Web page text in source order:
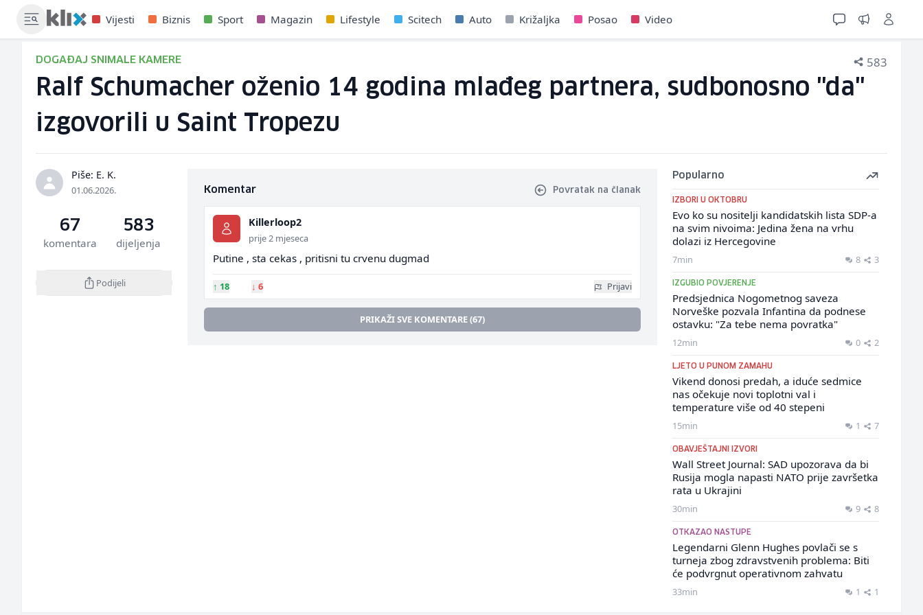
Vijesti Biznis Sport Magazin Lifestyle Scitech Auto Križaljka Posao Video
DOGAĐAJ SNIMALE KAMERE 583
Ralf Schumacher oženio 14 godina mlađeg partnera, sudbonosno "da"
izgovorili u Saint Tropezu
Piše: E. K.
01.06.2026.
67
komentara
583
dijeljenja
Podijeli
Komentar Povratak na članak
Killerloop2
prije 2 mjeseca
Putine , sta cekas , pritisni tu crvenu dugmad
↑ 18 ↓ 6 Prijavi
PRIKAŽI SVE KOMENTARE (67)
Popularno
IZBORI U OKTOBRU
Evo ko su nositelji kandidatskih lista SDP-a
na svim nivoima: Jedina žena na vrhu
dolazi iz Hercegovine
7min 8 3
IZGUBIO POVJERENJE
Predsjednica Nogometnog saveza
Norveške pozvala Infantina da podnese
ostavku: "Za tebe nema povratka"
12min 0 2
LJETO U PUNOM ZAMAHU
Vikend donosi predah, a iduće sedmice
nas očekuje novi toplotni val i
temperature više od 40 stepeni
15min 1 7
OBAVJEŠTAJNI IZVORI
Wall Street Journal: SAD upozorava da bi
Rusija mogla napasti NATO prije završetka
rata u Ukrajini
30min 9 8
OTKAZAO NASTUPE
Legendarni Glenn Hughes povlači se s
turneja zbog zdravstvenih problema: Biti
će podvrgnut operativnom zahvatu
33min 1 1